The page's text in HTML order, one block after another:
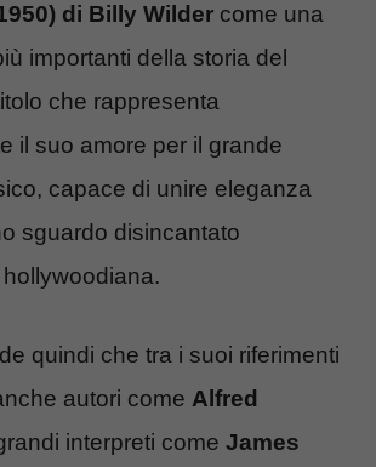
di Billy Wilder come una
importanti della storia del
che rappresenta
il suo amore per il grande
capace di unire eleganza
sguardo disincantato
hollywoodiana.
quindi che tra i suoi riferimenti
autori come Alfred
interpreti come James